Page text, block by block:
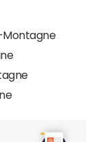
Montagne